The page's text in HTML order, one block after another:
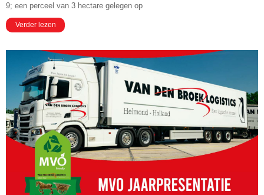
9; een perceel van 3 hectare gelegen op
Verder lezen